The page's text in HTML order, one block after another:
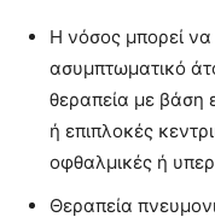
Η νόσος μπορεί να
ασυμπτωματικό
θεραπεία με βάση
ή επιπλοκές
οφθαλμικές ή
Θεραπεία